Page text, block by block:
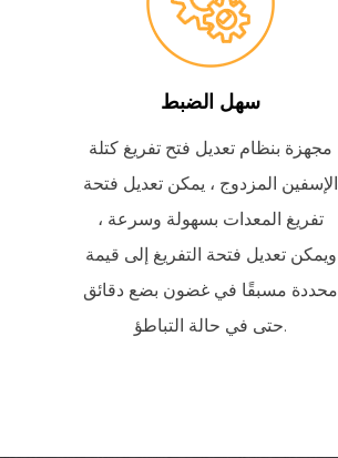
سهل الضبط
مجهزة بنظام تعديل فتح تفريغ كتلة
الإسفين المزدوج ، يمكن تعديل فتحة
تفريغ المعدات بسهولة وسرعة ،
ويمكن تعديل فتحة التفريغ إلى قيمة
محددة مسبقًا في غضون بضع دقائق
حتى في حالة التباطؤ.